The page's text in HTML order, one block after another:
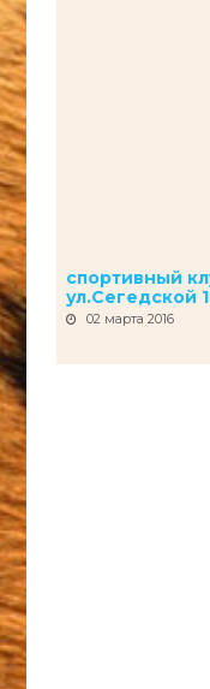
спортивный
ул.Сегедской
02 марта 2016